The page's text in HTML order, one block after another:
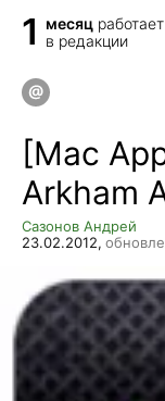
1 месяц работает
в редакции
[Mac
Arkham
Сазонов Андрей
23.02.2012,